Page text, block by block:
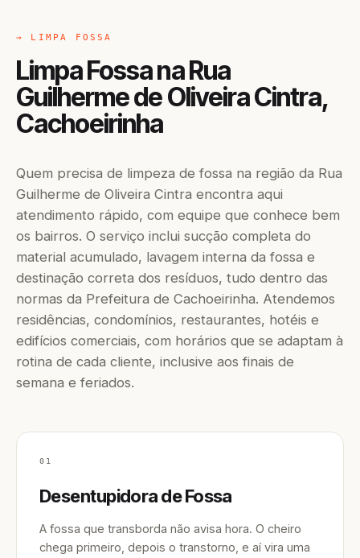
→ LIMPA FOSSA
Limpa Fossa na Rua
Guilherme de Oliveira Cintra,
Cachoeirinha
Quem precisa de limpeza de fossa na região da Rua
Guilherme de Oliveira Cintra encontra aqui
atendimento rápido, com equipe que conhece bem
os bairros. O serviço inclui sucção completa do
material acumulado, lavagem interna da fossa e
destinação correta dos resíduos, tudo dentro das
normas da Prefeitura de Cachoeirinha. Atendemos
residências, condomínios, restaurantes, hotéis e
edifícios comerciais, com horários que se adaptam à
rotina de cada cliente, inclusive aos finais de
semana e feriados.
01
Desentupidora de Fossa
A fossa que transborda não avisa hora. O cheiro
chega primeiro, depois o transtorno, e aí vira uma